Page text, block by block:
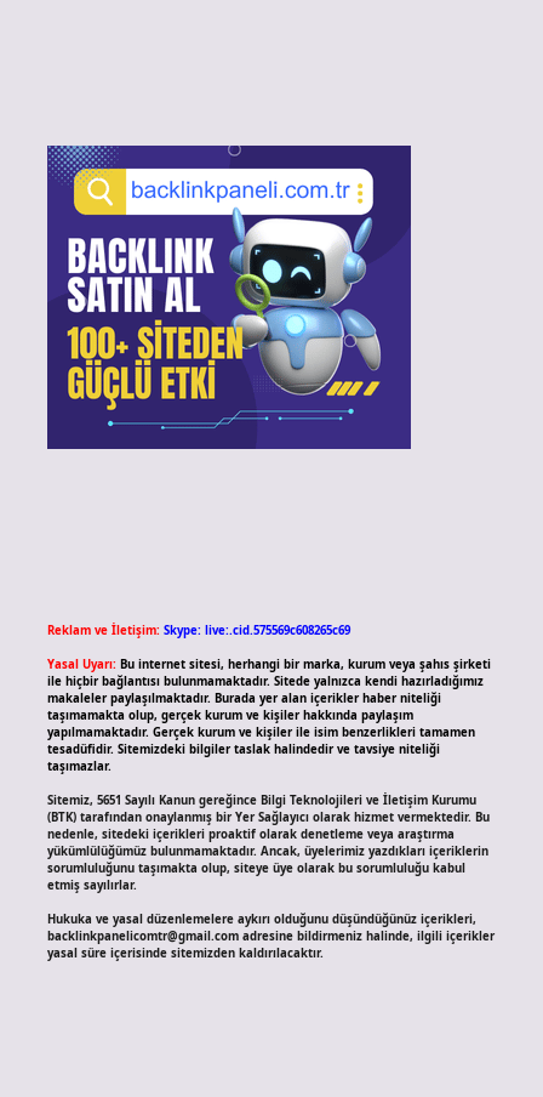
Reklam ve İletişim: Skype: live:.cid.575569c608265c69
Yasal Uyarı: Bu internet sitesi, herhangi bir marka, kurum veya şahıs şirketi
ile hiçbir bağlantısı bulunmamaktadır. Sitede yalnızca kendi hazırladığımız
makaleler paylaşılmaktadır. Burada yer alan içerikler haber niteliği
taşımamakta olup, gerçek kurum ve kişiler hakkında paylaşım
yapılmamaktadır. Gerçek kurum ve kişiler ile isim benzerlikleri tamamen
tesadüfidir. Sitemizdeki bilgiler taslak halindedir ve tavsiye niteliği
taşımazlar.
Sitemiz, 5651 Sayılı Kanun gereğince Bilgi Teknolojileri ve İletişim Kurumu
(BTK) tarafından onaylanmış bir Yer Sağlayıcı olarak hizmet vermektedir. Bu
nedenle, sitedeki içerikleri proaktif olarak denetleme veya araştırma
yükümlülüğümüz bulunmamaktadır. Ancak, üyelerimiz yazdıkları içeriklerin
sorumluluğunu taşımakta olup, siteye üye olarak bu sorumluluğu kabul
etmiş sayılırlar.
Hukuka ve yasal düzenlemelere aykırı olduğunu düşündüğünüz içerikleri,
backlinkpanelicomtr@gmail.comadresine bildirmeniz halinde, ilgili içerikler
yasal süre içerisinde sitemizden kaldırılacaktır.